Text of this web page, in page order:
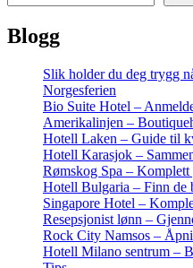
Blogg
Slik holder du deg trygg
Norgesferien
Bio Suite Hotel –
Amerikalinjen –
Hotell Laken – Guide til
Hotell Karasjok –
Rømskog Spa – Komplett
Hotell Bulgaria – Finn de
Singapore Hotel –
Resepsjonist lønn –
Rock City Namsos –
Hotell Milano sentrum –